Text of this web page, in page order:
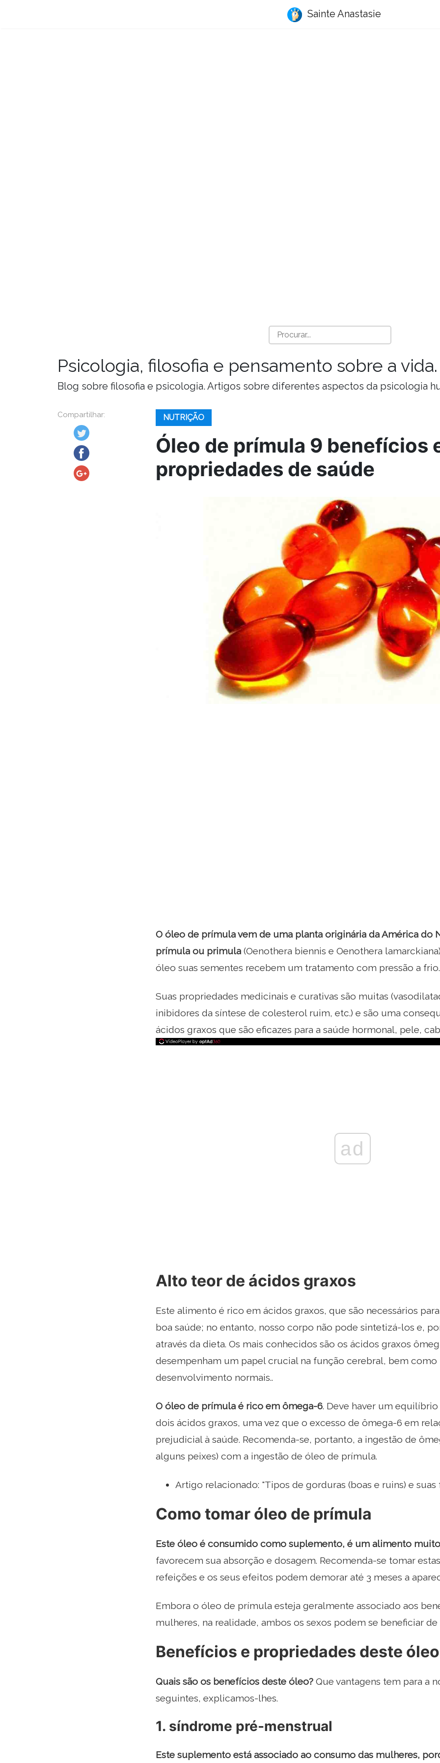
Sainte Anastasie
Psicologia, filosofia e pensamento sobre a vida.
Blog sobre filosofia e psicologia. Artigos sobre diferentes aspectos da psicologia
Compartilhar: NUTRIÇÃO
Óleo de prímula 9 benefícios
propriedades de saúde
O óleo de prímula vem de uma planta originária da América do
prímula ou primula (Oenothera biennis e Oenothera
óleo suas sementes recebem um tratamento com pressão a frio.
Suas propriedades medicinais e curativas são muitas
inibidores da síntese de colesterol ruim, etc.) e são uma
ácidos graxos que são eficazes para a saúde hormonal, pele,
ad
Alto teor de ácidos graxos
Este alimento é rico em ácidos graxos, que são necessários
boa saúde; no entanto, nosso corpo não pode sintetizá-los e,
através da dieta. Os mais conhecidos são os ácidos graxos
desempenham um papel crucial na função cerebral, bem
desenvolvimento normais..
O óleo de prímula é rico em ômega-6. Deve haver um
dois ácidos graxos, uma vez que o excesso de ômega-6 em
prejudicial à saúde. Recomenda-se, portanto, a ingestão de
alguns peixes) com a ingestão de óleo de prímula.
Artigo relacionado: "Tipos de gorduras (boas e ruins) e suas
Como tomar óleo de prímula
Este óleo é consumido como suplemento, é um alimento
favorecem sua absorção e dosagem. Recomenda-se tomar
refeições e os seus efeitos podem demorar até 3 meses a
Embora o óleo de prímula esteja geralmente associado aos
mulheres, na realidade, ambos os sexos podem se beneficiar
Benefícios e propriedades deste óleo
Quais são os benefícios deste óleo? Que vantagens tem para a
seguintes, explicamos-lhes.
1. síndrome pré-menstrual
Este suplemento está associado ao consumo das mulheres,